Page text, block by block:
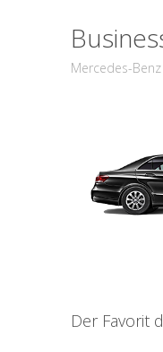
Mercedes-
Der Favorit